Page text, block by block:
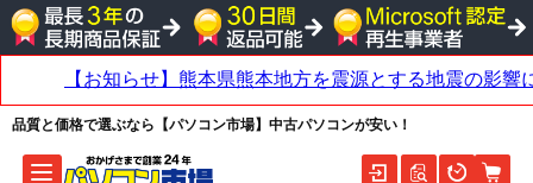
品質と価格で選ぶなら【パソコン市場】中古パソコンが安い！